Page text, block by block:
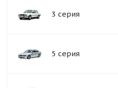
3 серия
5 серия